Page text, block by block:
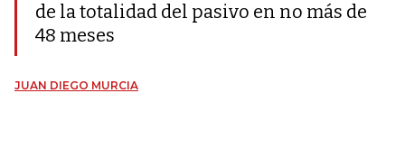
de la totalidad del pasivo en no más de
48 meses
JUAN DIEGO MURCIA